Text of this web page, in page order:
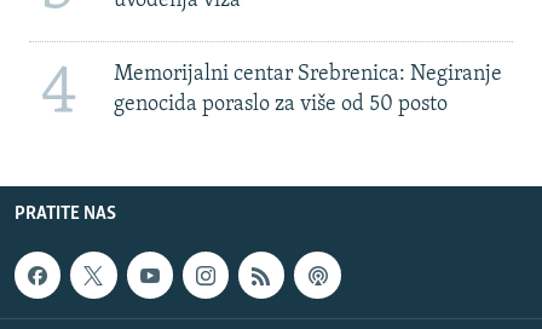
4
Memorijalni centar Srebrenica: Negiranje
genocida poraslo za više od 50 posto
PRATITE NAS